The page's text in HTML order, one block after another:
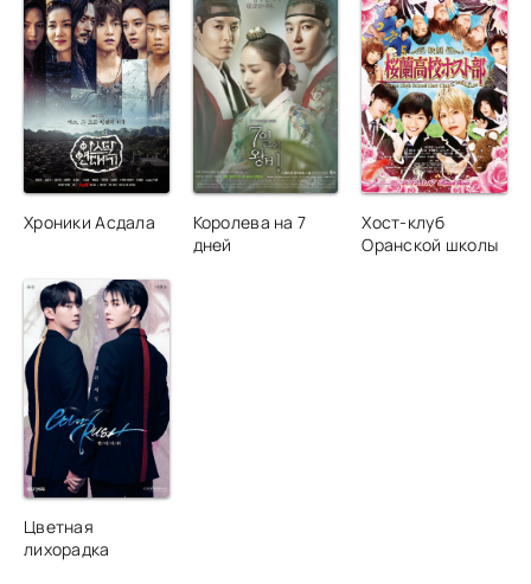
Хроники Асдала
Королева на 7
дней
Хост-клуб
Оранской школы
Цветная
лихорадка